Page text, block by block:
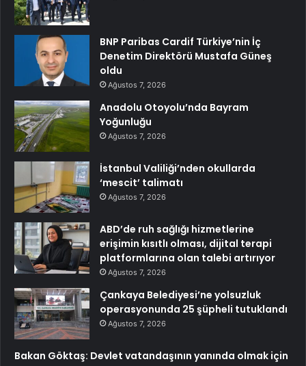
BNP Paribas Cardif Türkiye’nin İç
Denetim Direktörü Mustafa Güneş
oldu
Ağustos 7, 2026
Anadolu Otoyolu’nda Bayram
Yoğunluğu
Ağustos 7, 2026
İstanbul Valiliği’nden okullarda
‘mescit’ talimatı
Ağustos 7, 2026
ABD’de ruh sağlığı hizmetlerine
erişimin kısıtlı olması, dijital terapi
platformlarına olan talebi artırıyor
Ağustos 7, 2026
Çankaya Belediyesi’ne yolsuzluk
operasyonunda 25 şüpheli tutuklandı
Ağustos 7, 2026
Bakan Göktaş: Devlet vatandaşının yanında olmak için